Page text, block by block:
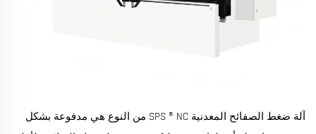
آلة ضغط الصفائح المعدنية SPS ® NC من النوع هي مدفوعة بشكل